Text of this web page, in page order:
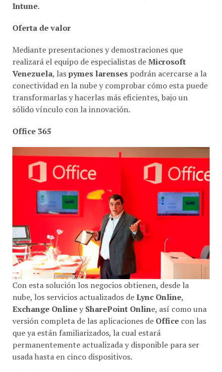
Intune.
Oferta de valor
Mediante presentaciones y demostraciones que
realizará el equipo de especialistas deMicrosoft
Venezuela, laspymes larenses podrán acercarse a la
conectividad en la nube y comprobar cómo esta puede
transformarlas y hacerlas más eficientes, bajo un
sólido vínculo con la innovación.
Office 365
Con esta solución los negocios obtienen, desde la
nube, los servicios actualizados deLync Online,
Exchange Onliney SharePoint Online, así como una
versión completa de las aplicaciones de Office con las
que ya están familiarizados, la cual estará
permanentemente actualizada y disponible para ser
usada hasta en cinco dispositivos.